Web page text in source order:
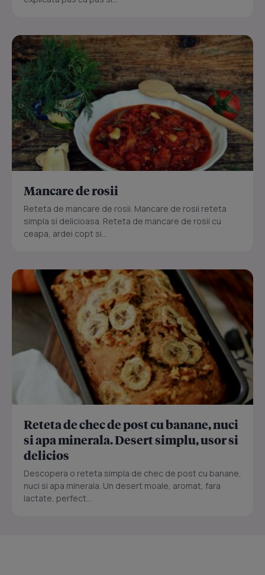
Mancare de rosii
Reteta de mancare de rosii. Mancare de rosii reteta
simpla si delicioasa. Reteta de mancare de rosii cu
ceapa, ardei copt si...
Reteta de chec de post cu banane, nuci
si apa minerala. Desert simplu, usor si
delicios
Descopera o reteta simpla de chec de post cu banane,
nuci si apa minerala. Un desert moale, aromat, fara
lactate, perfect...